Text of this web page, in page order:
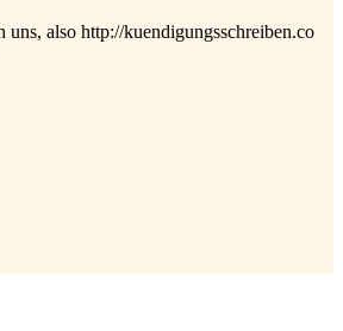
also http://kuendigungsschreiben.co